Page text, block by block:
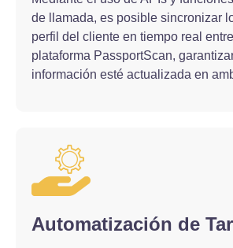
de llamada, es posible sincronizar
perfil del cliente en tiempo real
plataforma PassportScan,
información esté actualizada en
Automatización de